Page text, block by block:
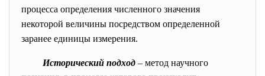
процесса определения численного значения
некоторой величины посредством определенной
заранее единицы измерения.
Исторический подход – метод научного